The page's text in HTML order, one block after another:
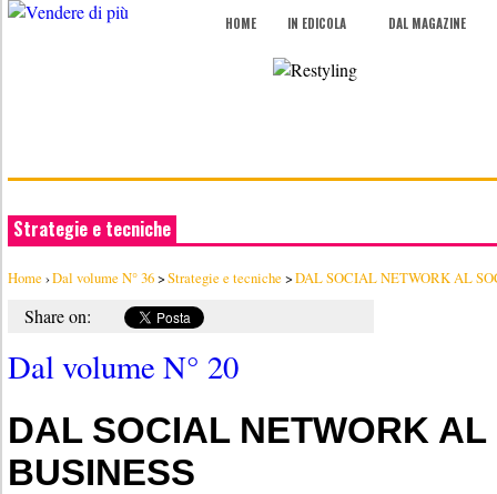
HOME IN EDICOLA DAL MAGAZINE
Strategie e tecniche
Home ›Dal volume N° 36>Strategie e tecniche >DAL SOCIAL NETWORK AL
Share on:
Dal volume N° 20
DAL SOCIAL NETWORK
BUSINESS